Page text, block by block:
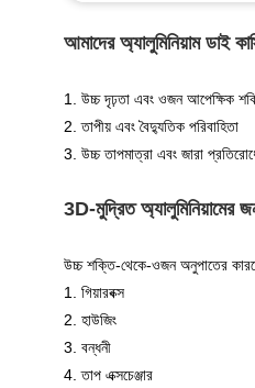
আমাদের অ্যালুমিনিয়াম ডাই
1. উচ্চ দৃঢ়তা এবং ওজন আপেক্ষিক
2. তাপীয় এবং বৈদ্যুতিক পরিবাহিতা
3. উচ্চ তাপমাত্রা এবং জারা
3D-মুদ্রিত অ্যালুমিনিয়ামের
উচ্চ শক্তি-থেকে-ওজন অনুপাতের
1. গিয়ারবক্স
2. হাউজিং
3. বন্ধনী
4. তাপ এক্সচেঞ্জার